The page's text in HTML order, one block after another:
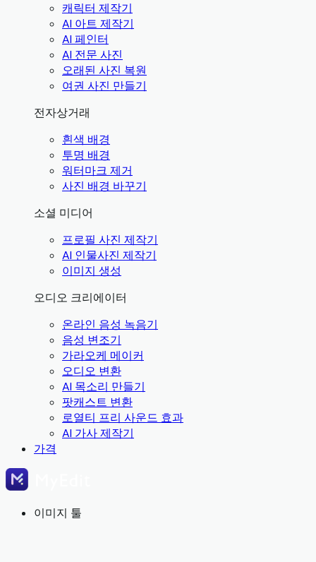
캐릭터 제작기
AI 아트 제작기
AI 페인터
AI 전문 사진
오래된 사진 복원
여권 사진 만들기
전자상거래
흰색 배경
투명 배경
워터마크 제거
사진 배경 바꾸기
소셜 미디어
프로필 사진 제작기
AI 인물사진 제작기
이미지 생성
오디오 크리에이터
온라인 음성 녹음기
음성 변조기
가라오케 메이커
오디오 변환
AI 목소리 만들기
팟캐스트 변환
로열티 프리 사운드 효과
AI 가사 제작기
가격
이미지 툴